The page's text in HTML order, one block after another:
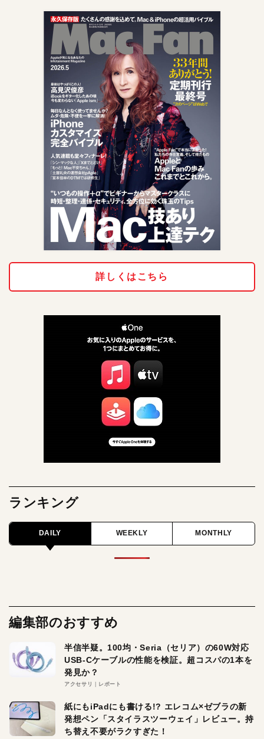
詳しくはこちら
ランキング
DAILY WEEKLY MONTHLY
編集部のおすすめ
半信半疑。100均・Seria（セリア）の60W対応
USB-Cケーブルの性能を検証。超コスパの1本を
発見か？
アクセサリ レポート
紙にもiPadにも書ける!? エレコム×ゼブラの新
発想ペン「スタイラスツーウェイ」レビュー。持
ち替え不要がラクすぎた！